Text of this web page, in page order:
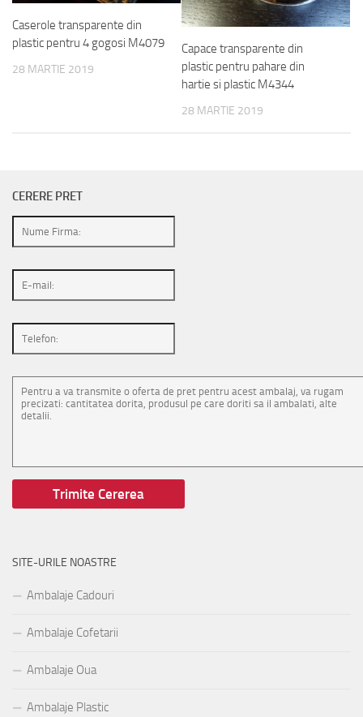
Caserole transparente din
plastic pentru 4 gogosi M4079
28 MARTIE 2019
Capace transparente din
plastic pentru pahare din
hartie si plastic M4344
28 MARTIE 2019
CERERE PRET
SITE-URILE NOASTRE
Ambalaje Cadouri
Ambalaje Cofetarii
Ambalaje Oua
Ambalaje Plastic